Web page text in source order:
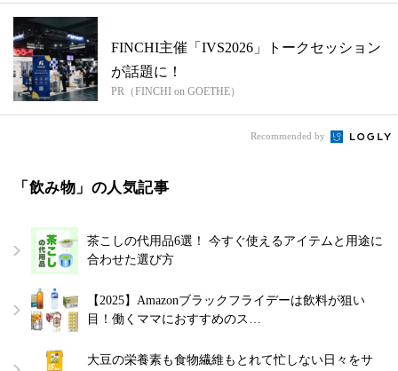
FINCHI主催「IVS2026」トークセッション
が話題に！
PR（FINCHI on GOETHE）
Recommended by
「飲み物」の人気記事
茶こしの代用品6選！ 今すぐ使えるアイテムと用途に
合わせた選び方
【2025】Amazonブラックフライデーは飲料が狙い
目！働くママにおすすめのス…
大豆の栄養素も食物繊維もとれて忙しない日々をサ